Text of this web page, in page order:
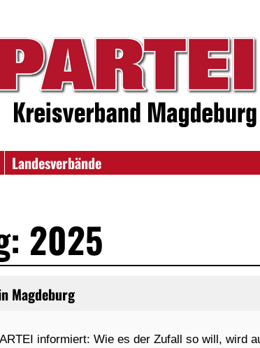
Landesverbände
2025
Magdeburg
informiert: Wie es der Zufall so will, wird